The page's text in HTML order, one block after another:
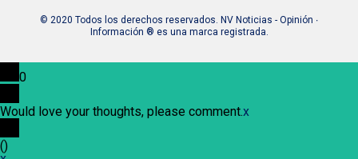
© 2020 Todos los derechos reservados. NV Noticias - Opinión ∙
Información ® es una marca registrada.
0
Would love your thoughts, please comment.x
()